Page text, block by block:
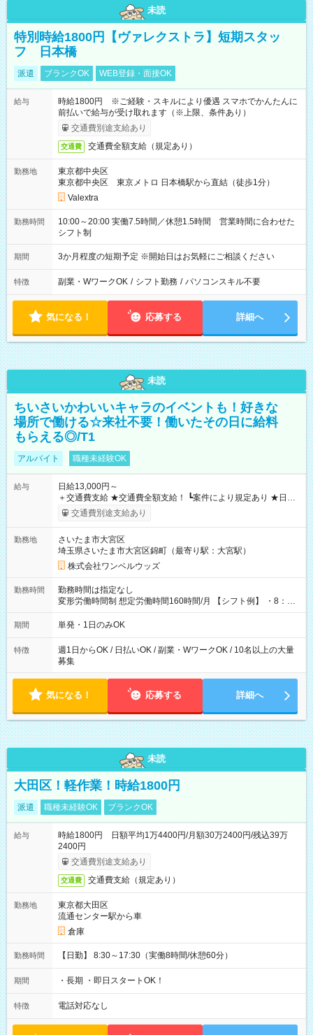
未読
特別時給1800円【ヴァレクストラ】短期スタッ
フ 日本橋
派遣 ブランクOK WEB登録・面接OK
給与
時給1800円 ※ご経験・スキルにより優遇 スマホでかんたんに
前払いで給与が受け取れます（※上限、条件あり）
交通費別途支給あり
交通費 交通費全額支給（規定あり）
勤務地
東京都中央区
東京都中央区 東京メトロ 日本橋駅から直結（徒歩1分）
Valextra
勤務時間
10:00～20:00 実働7.5時間／休憩1.5時間 営業時間に合わせた
シフト制
期間 3か月程度の短期予定 ※開始日はお気軽にご相談ください
特徴 副業・WワークOK / シフト勤務 / パソコンスキル不要
気になる！ 応募する 詳細へ
未読
ちいさいかわいいキャラのイベントも！好きな
場所で働ける☆来社不要！働いたその日に給料
もらえる◎/T1
アルバイト 職種未経験OK
給与
日給13,000円～
＋交通費支給 ★交通費全額支給！ ┗案件により規定あり ★日払
いOK！（規定あり） ┗働いたその日に現金GET♪ お仕事後はコ
ンビニATMから 日払い分を引き落とせます！ 【試用期間】試
交通費別途支給あり
勤務地
さいたま市大宮区
埼玉県さいたま市大宮区錦町（最寄り駅：大宮駅）
株式会社ワンベルウッズ
勤務時間
勤務時間は指定なし
変形労働時間制 想定労働時間160時間/月 【シフト例】 ・8：00
～21：00
期間 単発・1日のみOK
特徴
週1日からOK / 日払いOK / 副業・WワークOK / 10名以上の大量
募集
気になる！ 応募する 詳細へ
未読
大田区！軽作業！時給1800円
派遣 職種未経験OK ブランクOK
給与
時給1800円 日額平均1万4400円/月額30万2400円/残込39万
2400円
交通費別途支給あり
交通費 交通費支給（規定あり）
勤務地
東京都大田区
流通センター駅から車
倉庫
勤務時間 【日勤】 8:30～17:30（実働8時間/休憩60分）
期間 ・長期 ・即日スタートOK！
特徴 電話対応なし